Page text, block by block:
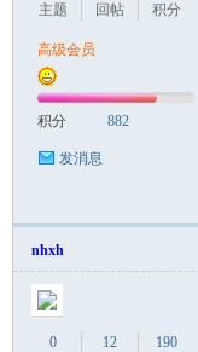
主题
回帖
积分
高级会员
积分 882
发消息
nhxh
0
12
190